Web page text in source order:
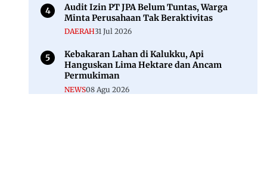
Audit Izin PT JPA Belum Tuntas, Warga
Minta Perusahaan Tak Beraktivitas
DAERAH31 Jul 2026
Kebakaran Lahan di Kalukku, Api
Hanguskan Lima Hektare dan Ancam
Permukiman
NEWS08 Agu 2026